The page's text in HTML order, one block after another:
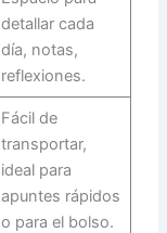
detallar cada
día, notas,
reflexiones.
Fácil de
transportar,
ideal para
apuntes rápidos
o para el bolso.